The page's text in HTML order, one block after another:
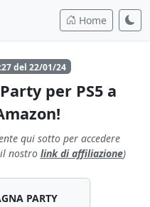
Home
del 22/01/24
per PS5 a
qui sotto per accedere
nostro link di affiliazione)
PARTY